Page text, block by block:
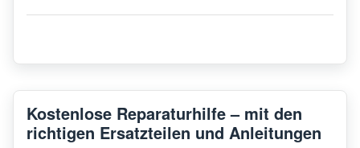
Kostenlose Reparaturhilfe – mit den
richtigen Ersatzteilen und Anleitungen